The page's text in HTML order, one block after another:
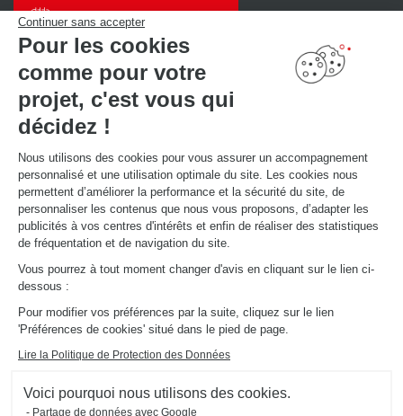
Continuer sans accepter
Pour les cookies
comme pour votre
projet, c'est vous qui
décidez !
Nous utilisons des cookies pour vous assurer un accompagnement
personnalisé et une utilisation optimale du site. Les cookies nous
permettent d’améliorer la performance et la sécurité du site, de
personnaliser les contenus que nous vous proposons, d’adapter les
publicités à vos centres d'intérêts et enfin de réaliser des statistiques
de fréquentation et de navigation du site.
Vous pourrez à tout moment changer d'avis en cliquant sur le lien ci-
dessous :
Pour modifier vos préférences par la suite, cliquez sur le lien
'Préférences de cookies' situé dans le pied de page.
Lire la Politique de Protection des Données
Voici pourquoi nous utilisons des cookies.
Partage de données avec Google
PRENDRE RENDEZ-VOUS
LIENS UTILES
Promotions
Guides de poses et d’entretien
Consulter notre catalogue
À PROPOS
Actualités du groupe
Nous rejoindre
Ouvrir un magasin
Schmidt dans le monde
Politique d'utilisation des cookies
Politique de confidentialité
#ouischmidt